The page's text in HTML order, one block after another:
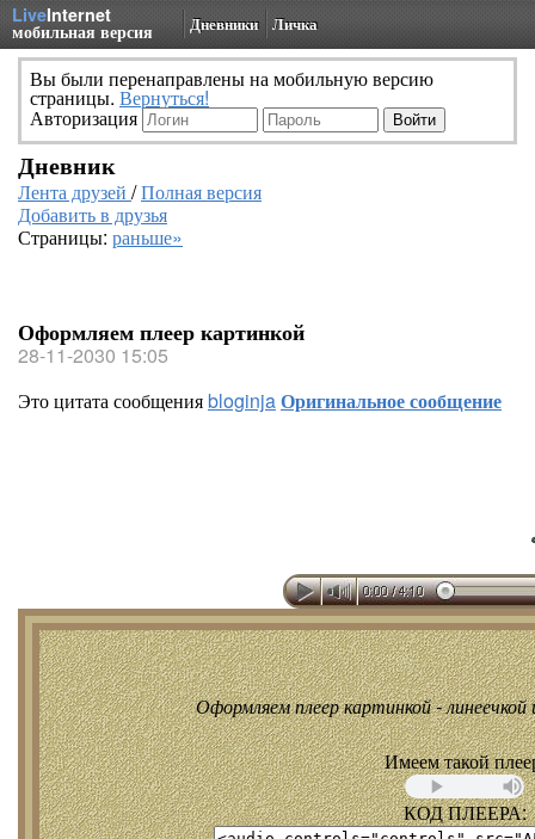
LiveInternet
мобильная версия Дневники Личка
Вы были перенаправлены на мобильную версию
страницы. Вернуться!
Авторизация
Дневник
Лента друзей /Полная версия
Добавить в друзья
Страницы: раньше»
Оформляем плеер картинкой
28-11-2030 15:05
Это цитата сообщенияbloginjaОригинальное сообщение
Оформляем плеер картинкой - линеечкой
Имеем такой
КОД ПЛЕЕРА: